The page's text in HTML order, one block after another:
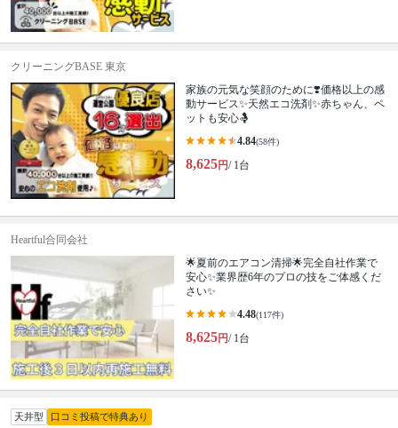
クリーニングBASE 東京
家族の元気な笑顔のために❣️価格以上の感
動サービス✨天然エコ洗剤✨赤ちゃん、ペ
ットも安心🤱
4.84(58件)
8,625円/ 1台
Heartful合同会社
🌟夏前のエアコン清掃🌟完全自社作業で
安心✨業界歴6年のプロの技をご体感くだ
さい✨
4.48(117件)
8,625円/ 1台
天井型 口コミ投稿で特典あり